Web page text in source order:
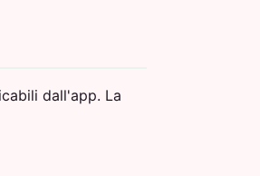
dall'app. La